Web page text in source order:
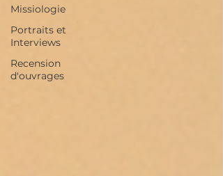
Missiologie
Portraits et
Interviews
Recension
d'ouvrages